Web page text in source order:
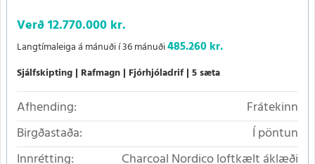
Verð12.770.000 kr.
Langtímaleiga á mánuði í 36 mánuði485.260 kr.
Sjálfskipting Rafmagn Fjórhjóladrif 5 sæta
Afhending:
Frátekinn
Birgðastaða:
Í pöntun
Innrétting:
Charcoal Nordico loftkælt áklæði